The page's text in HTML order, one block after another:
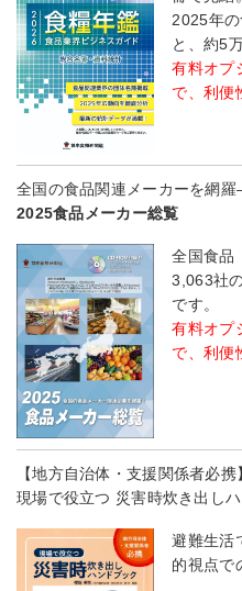
2025年
と、約5
有料オプ
で、利便
全国の食品関連メーカーを網
2025食品メーカー総覧
全国食品
3,063社
です。
有料オプ
で、利便
【地方自治体・支援関係者必携
現場で役立つ 災害時炊き出し
避難生活
的視点で